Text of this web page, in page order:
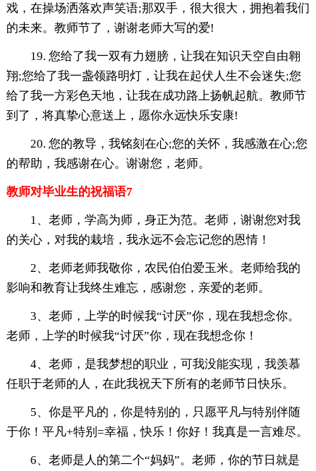
戏，在操场洒落欢声笑语;那双手，很大很大，拥抱着我们
的未来。教师节了，谢谢老师大写的爱!
19. 您给了我一双有力翅膀，让我在知识天空自由翱
翔;您给了我一盏领路明灯，让我在起伏人生不会迷失;您
给了我一方彩色天地，让我在成功路上扬帆起航。教师节
到了，将真挚心意送上，愿你永远快乐安康!
20. 您的教导，我铭刻在心;您的关怀，我感激在心;您
的帮助，我感谢在心。谢谢您，老师。
教师对毕业生的祝福语7
1、老师，学高为师，身正为范。老师，谢谢您对我
的关心，对我的栽培，我永远不会忘记您的恩情！
2、老师老师我敬你，农民伯伯爱玉米。老师给我的
影响和教育让我终生难忘，感谢您，亲爱的老师。
3、老师，上学的时候我“讨厌”你，现在我想念你。
老师，上学的时候我“讨厌”你，现在我想念你！
4、老师，是我梦想的职业，可我没能实现，我羡慕
任职于老师的人，在此我祝天下所有的老师节日快乐。
5、你是平凡的，你是特别的，只愿平凡与特别伴随
于你！平凡+特别=幸福，快乐！你好！我真是一言难尽。
6、老师是人的第二个“妈妈”。老师，你的节日就是